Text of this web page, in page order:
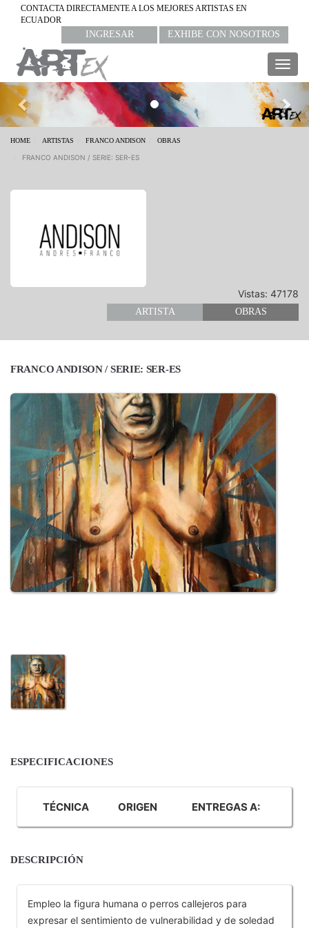
CONTACTA DIRECTAMENTE A LOS MEJORES ARTISTAS EN
ECUADOR
INGRESAR EXHIBE CON NOSOTROS
Previous
HOME ARTISTAS FRANCO ANDISON OBRAS
FRANCO ANDISON / SERIE: SER-ES
Vistas: 47178
ARTISTA OBRAS
FRANCO ANDISON / SERIE: SER-ES
ESPECIFICACIONES
TÉCNICA ORIGEN ENTREGAS A:
DESCRIPCIÓN
Empleo la figura humana o perros callejeros para
expresar el sentimiento de vulnerabilidad y de soledad